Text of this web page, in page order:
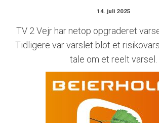
14. juli 2025
TV 2 Vejr har netop opgraderet
Tidligere var varslet blot et
tale om et reelt varsel.